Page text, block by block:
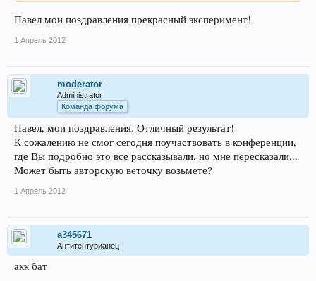
Павел мои поздравления прекрасный эксперимент!
1 Апрель 2012
moderator
Administrator
Команда форума
Павел, мои поздравления. Отличный результат!
К сожалению не смог сегодня поучаствовать в конференции,
где Вы подробно это все рассказывали, но мне пересказали...
Может быть авторскую веточку возьмете?
1 Апрель 2012
a345671
Антитентурианец
акк бат